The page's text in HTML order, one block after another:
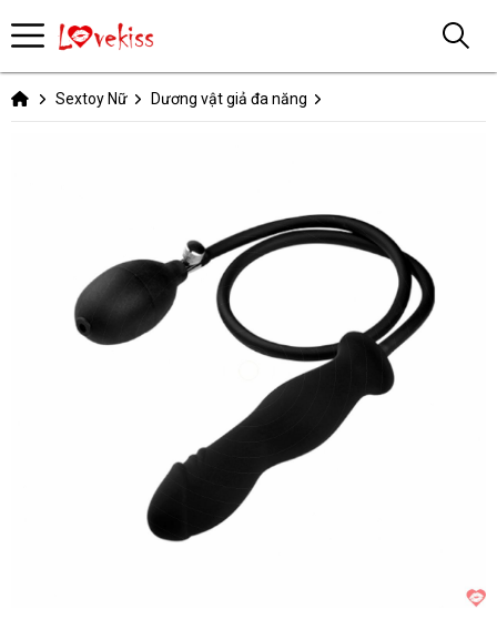
Sextoy Nữ Dương vật giả đa năng